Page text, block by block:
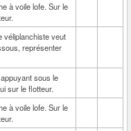
à voile lofe. Sur le
véliplanchiste veut
représenter
sous le
sur le flotteur.
à voile lofe. Sur le